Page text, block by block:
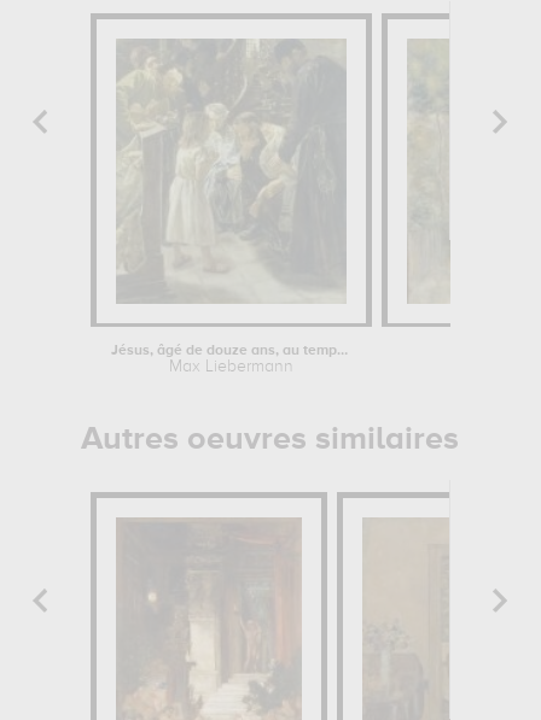
Jésus, âgé de douze ans, au temple
Max Liebermann
Autres oeuvres similaires